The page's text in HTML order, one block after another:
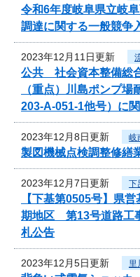
令和6年度岐阜県立岐
調達に関する一般競争
2023年12月11日更新
公共 社会資本整備総
（重点）川島ポンプ
203-A-051-1他号）に
2023年12月8日更新 岐
製図機械点検調整修繕
2023年12月7日更新 下
【下基第0505号】県
期地区 第13号道路工
札公告
2023年12月5日更新 里